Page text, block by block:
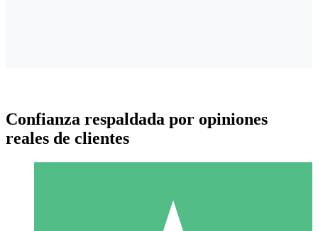
Confianza respaldada por opiniones
reales de clientes